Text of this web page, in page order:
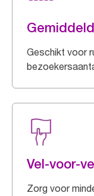
Geschikt voor
Vel-voor-
Zorg voor